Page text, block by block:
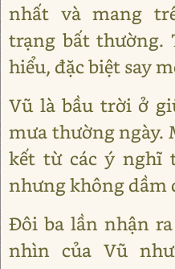
nhất và mang
trạng bất thường.
hiểu, đặc biệt say
Vũ là bầu trời ở
mưa thường ngày.
kết từ các ý nghĩ
nhưng không dầm
Đôi ba lần nhận
nhìn của Vũ